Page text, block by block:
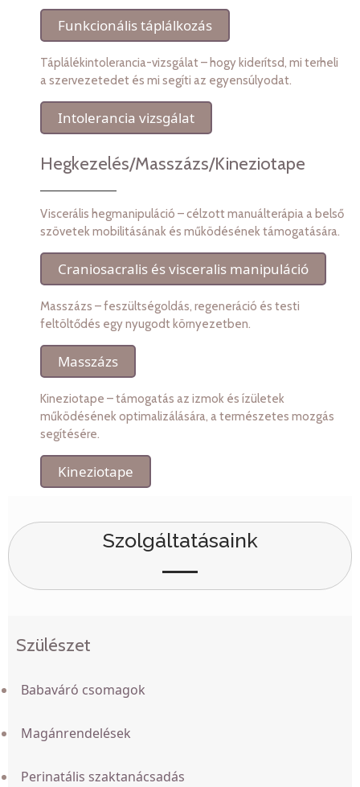
Funkcionális táplálkozás
Táplálékintolerancia-vizsgálat – hogy kiderítsd, mi terheli
a szervezetedet és mi segíti az egyensúlyodat.
Intolerancia vizsgálat
Hegkezelés/Masszázs/Kineziotape
Viscerális hegmanipuláció – célzott manuálterápia a belső
szövetek mobilitásának és működésének támogatására.
Craniosacralis és visceralis manipuláció
Masszázs – feszültségoldás, regeneráció és testi
feltöltődés egy nyugodt környezetben.
Masszázs
Kineziotape – támogatás az izmok és ízületek
működésének optimalizálására, a természetes mozgás
segítésére.
Kineziotape
Szolgáltatásaink
Szülészet
Babaváró csomagok
Magánrendelések
Perinatális szaktanácsadás